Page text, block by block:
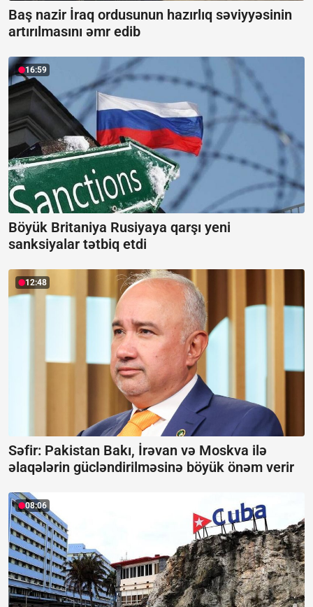
Baş nazir İraq ordusunun hazırlıq səviyyəsinin
artırılmasını əmr edib
16:59
Böyük Britaniya Rusiyaya qarşı yeni
sanksiyalar tətbiq etdi
12:48
Səfir: Pakistan Bakı, İrəvan və Moskva ilə
əlaqələrin gücləndirilməsinə böyük önəm verir
08:06